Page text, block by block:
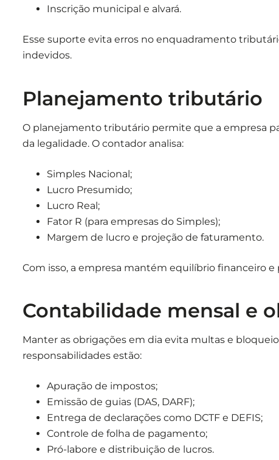
Inscrição municipal e alvará.
Esse suporte evita erros no enquadramento
indevidos.
Planejamento tributário
O planejamento tributário permite que a empresa
da legalidade. O contador analisa:
Simples Nacional;
Lucro Presumido;
Lucro Real;
Fator R (para empresas do Simples);
Margem de lucro e projeção de faturamento.
Com isso, a empresa mantém equilíbrio financeiro
Contabilidade mensal e
Manter as obrigações em dia evita multas e
responsabilidades estão:
Apuração de impostos;
Emissão de guias (DAS, DARF);
Entrega de declarações como DCTF e DEFIS;
Controle de folha de pagamento;
Pró-labore e distribuição de lucros.